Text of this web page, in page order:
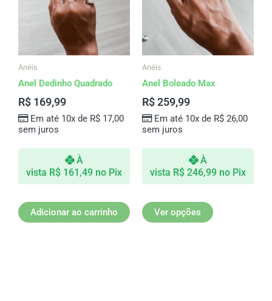
Anéis
Anel Dedinho Quadrado
R$ 169,99
Em até 10x de R$17,00
sem juros
À
vista R$ 161,49 no Pix
Adicionar ao carrinho
Anéis
Anel Boleado Max
R$259,99
Em até 10x de R$26,00
sem juros
À
vista R$ 246,99 no Pix
Ver opções
variantes.
As
opções
podem
escolhidas
do